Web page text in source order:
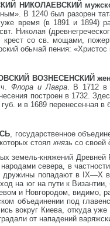
НИКОЛАЕВСКИЙ
В 1240 был разорен
время (в 1891 и 1894)
Николая
крест со св. мощами,
обычай пения: «Христос
ВОЗНЕСЕНСКИЙ
Флора и Лавра. В 1712 в
построен в 1732.
и в 1689 перенесенная
, государственное
стоял князь со своей
земель-княжений
народами севера, в
дружины попадают в IX—X
на юг на пути к
и Новгородом, видимо,
объединении под
вокруг Киева, откуда
от нападений